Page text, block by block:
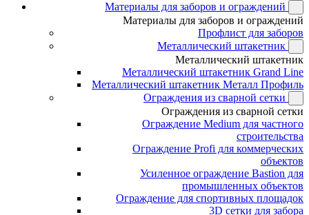
Материалы для заборов и ограждений
Материалы для заборов и ограждений
Профлист для заборов
Металлический штакетник
Металлический штакетник
Металлический штакетник Grand Line
Металлический штакетник Металл Профиль
Ограждения из сварной сетки
Ограждения из сварной сетки
Ограждение Medium для частного
строительства
Ограждение Profi для коммерческих
объектов
Усиленное ограждение Bastion для
промышленных объектов
Ограждение для спортивных площадок
3D сетки для забора